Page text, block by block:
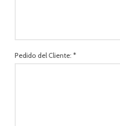
Pedido del Cliente: *